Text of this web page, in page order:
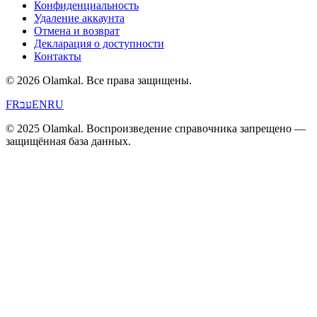
Конфиденциальность
Удаление аккаунта
Отмена и возврат
Декларация о доступности
Контакты
© 2026 Olamkal. Все права защищены.
FRעבENRU
© 2025 Olamkal. Воспроизведение справочника запрещено —
защищённая база данных.